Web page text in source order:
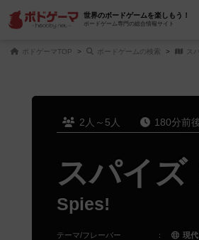
世界のボードゲームを楽しもう！
ボードゲーム専門の総合情報サイト
ボドゲーマTOP ボードゲームの検索 ス
2人～5人 180分前
スパイズ
Spies!
テーマ/フレーバー ： 現代